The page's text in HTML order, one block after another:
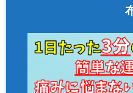
blic_html/w
ugins/sns-c